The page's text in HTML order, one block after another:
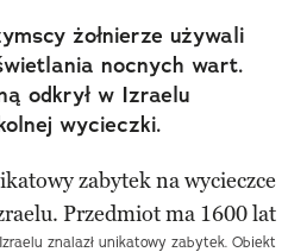
żołnierze używali
nocnych wart.
odkrył w Izraelu
wycieczki.
znalazł unikatowy zabytek. Obiekt